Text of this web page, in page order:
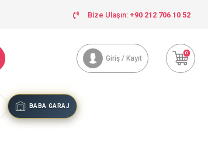
Bize Ulaşın: +90 212 706 10 52
Giriş / Kayıt
0
BABA GARAJ